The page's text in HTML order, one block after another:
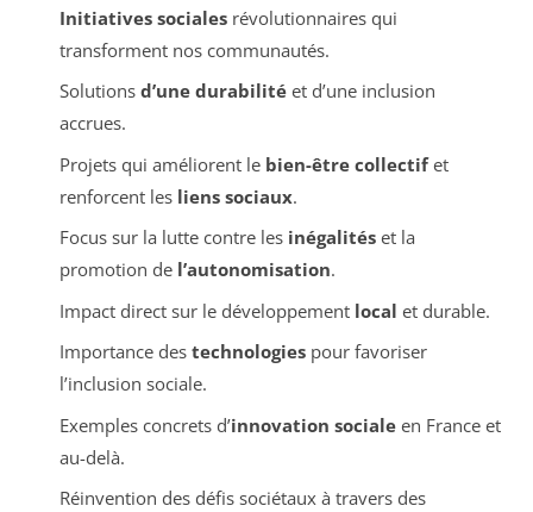
Initiatives socialesrévolutionnaires qui
transforment nos communautés.
Solutions d’une durabilitéet d’une inclusion
accrues.
Projets qui améliorent le bien-être collectifet
renforcent les liens sociaux.
Focus sur la lutte contre les inégalitéset la
promotion de l’autonomisation.
Impact direct sur le développement local et durable.
Importance des technologiespour favoriser
l’inclusion sociale.
Exemples concrets d’innovation socialeen France et
au-delà.
Réinvention des défis sociétaux à travers des